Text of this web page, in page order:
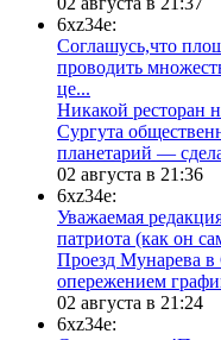
6xz34e:
Соглашусь,что
проводить
це...
​Никакой ресторан
Сургута
планетарий —
02 августа в 21:36
6xz34e:
Уважаемая
патриота (как он
​Проезд Мунарева в
опережением
02 августа в 21:24
6xz34e: